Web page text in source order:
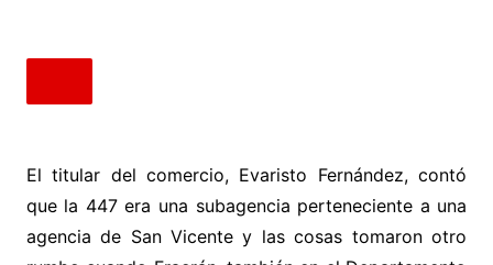
El titular del comercio, Evaristo Fernández, contó
que la 447 era una subagencia perteneciente a una
agencia de San Vicente y las cosas tomaron otro